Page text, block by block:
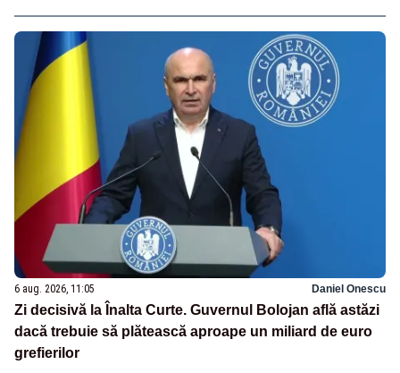
6 aug. 2026, 11:05 Daniel Onescu
Zi decisivă la Înalta Curte. Guvernul Bolojan află astăzi
dacă trebuie să plătească aproape un miliard de euro
grefierilor